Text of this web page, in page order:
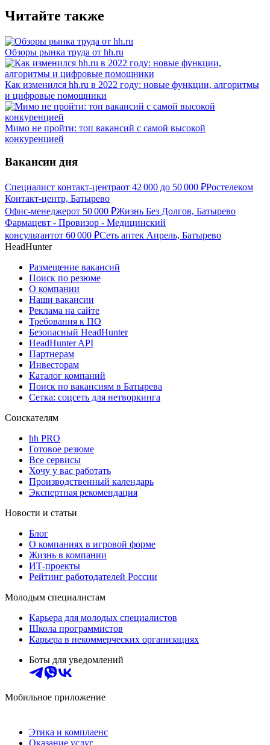
Читайте также
Обзоры рынка труда от hh.ru
Как изменился hh.ru в 2022 году: новые функции, алгоритмы
и цифровые помощники
Мимо не пройти: топ вакансий с самой высокой
конкуренцией
Вакансии дня
Специалист контакт-центраот 42 000 до 50 000 ₽Ростелеком
Контакт-центр, Батырево
Офис-менеджерот 50 000 ₽Жизнь Без Долгов, Батырево
Фармацевт - Провизор - Медицинский
консультантот 60 000 ₽Сеть аптек Апрель, Батырево
HeadHunter
Размещение вакансий
Поиск по резюме
О компании
Наши вакансии
Реклама на сайте
Требования к ПО
Безопасный HeadHunter
HeadHunter API
Партнерам
Инвесторам
Каталог компаний
Поиск по вакансиям в Батырева
Сетка: соцсеть для нетворкинга
Соискателям
hh PRO
Готовое резюме
Все сервисы
Хочу у вас работать
Производственный календарь
Экспертная рекомендация
Новости и статьи
Блог
О компаниях в игровой форме
Жизнь в компании
ИТ-проекты
Рейтинг работодателей России
Молодым специалистам
Карьера для молодых специалистов
Школа программистов
Карьера в некоммерческих организациях
Боты для уведомлений
Мобильное приложение
Этика и комплаенс